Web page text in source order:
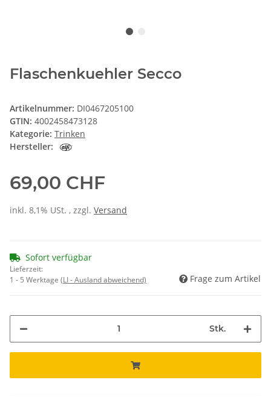
Flaschenkuehler Secco
Artikelnummer: DI0467205100
GTIN: 4002458473128
Kategorie: Trinken
Hersteller:
69,00 CHF
inkl. 8,1% USt. , zzgl. Versand
Sofort verfügbar
Lieferzeit:
1 - 5 Werktage (LI - Ausland abweichend) Frage zum Artikel
Stk.